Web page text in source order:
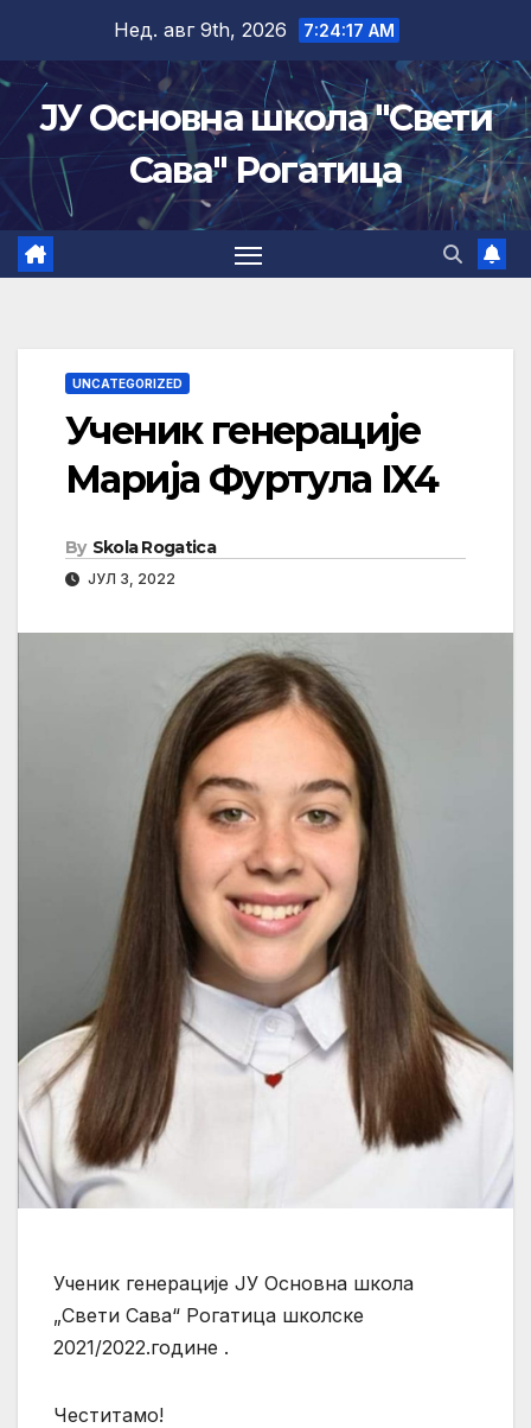
content
Нед. авг 9th, 2026 7:24:17 AM
ЈУ Основна школа "Свети
Сава" Рогатица
UNCATEGORIZED
Ученик генерације
Марија Фуртула IX4
By Skola Rogatica
ЈУЛ 3, 2022
Ученик генерације ЈУ Основна школа
„Свети Сава“ Рогатица школске
2021/2022.године .
Честитамо!